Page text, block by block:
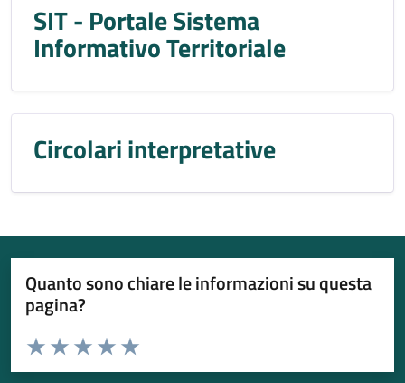
SIT - Portale Sistema
Informativo Territoriale
Circolari interpretative
Quanto sono chiare le informazioni su questa
pagina?
Valuta da 1 a 5 stelle la pagina
Valuta 5 stelle su 5
Valuta 4 stelle su 5
Valuta 3 stelle su 5
Valuta 2 stelle su 5
Valuta 1 stelle su 5